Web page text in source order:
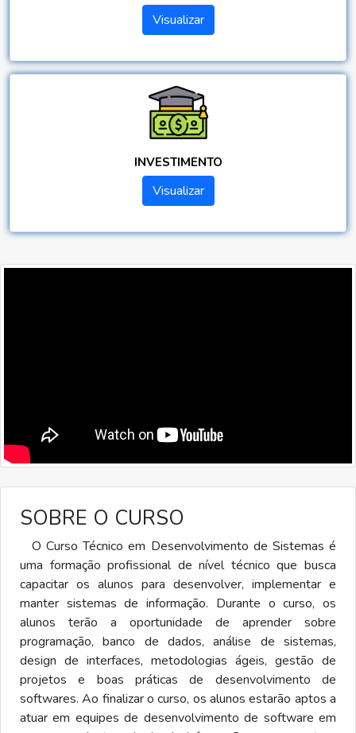
Visualizar
INVESTIMENTO
Visualizar
SOBRE O CURSO
O Curso Técnico em Desenvolvimento de Sistemas é
uma formação profissional de nível técnico que busca
capacitar os alunos para desenvolver, implementar e
manter sistemas de informação. Durante o curso, os
alunos terão a oportunidade de aprender sobre
programação, banco de dados, análise de sistemas,
design de interfaces, metodologias ágeis, gestão de
projetos e boas práticas de desenvolvimento de
softwares. Ao finalizar o curso, os alunos estarão aptos a
atuar em equipes de desenvolvimento de software em